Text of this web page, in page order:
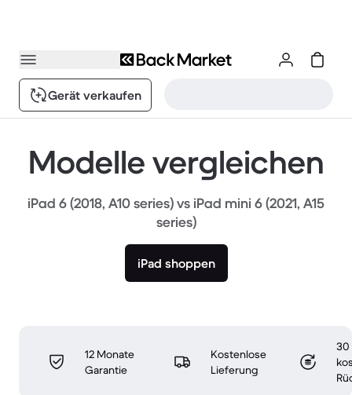
Gerät verkaufen
Modelle vergleichen
iPad 6 (2018, A10 series) vs iPad mini 6 (2021, A15
series)
iPad shoppen
12 Monate
Garantie
Kostenlose
Lieferung
30